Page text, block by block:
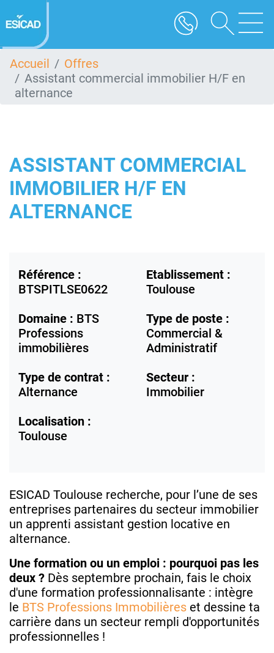
au
contenu
Accueil
Offres
Assistant commercial immobilier H/F en
alternance
ASSISTANT COMMERCIAL
IMMOBILIER H/F EN
ALTERNANCE
Référence :
BTSPITLSE0622
Etablissement :
Toulouse
Domaine : BTS
Professions
immobilières
Type de poste :
Commercial &
Administratif
Type de contrat :
Alternance
Secteur :
Immobilier
Localisation :
Toulouse
ESICAD Toulouse recherche, pour l’une de ses
entreprises partenaires du secteur immobilier
un apprenti assistant gestion locative en
alternance.
Une formation ou un emploi : pourquoi pas les
deux ? Dès septembre prochain, fais le choix
d'une formation professionnalisante : intègre
le BTS Professions Immobilières et dessine ta
carrière dans un secteur rempli d'opportunités
professionnelles !